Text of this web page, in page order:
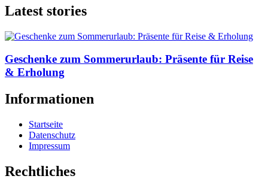
Latest stories
Geschenke zum Sommerurlaub: Präsente für Reise
& Erholung
Informationen
Startseite
Datenschutz
Impressum
Rechtliches